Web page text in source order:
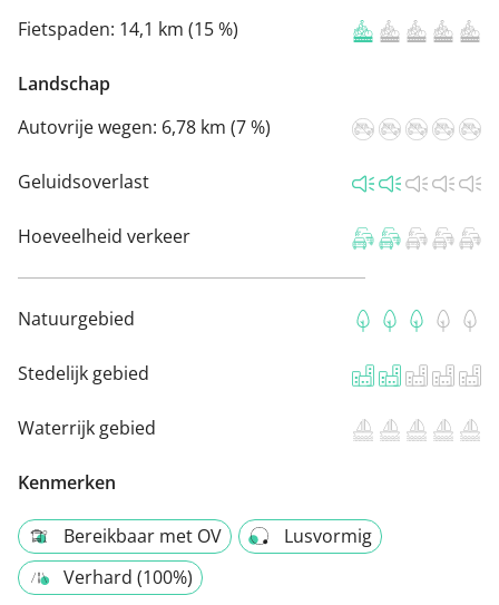
Fietspaden: 14,1 km (15 %)
Landschap
Autovrije wegen: 6,78 km (7 %)
Geluidsoverlast
Hoeveelheid verkeer
Natuurgebied
Stedelijk gebied
Waterrijk gebied
Kenmerken
Bereikbaar met OV
Lusvormig
Verhard (100%)